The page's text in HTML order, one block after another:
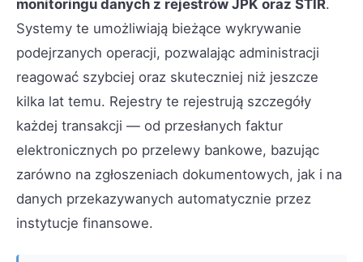
monitoringu danych z rejestrów JPK oraz STIR.
Systemy te umożliwiają bieżące wykrywanie
podejrzanych operacji, pozwalając administracji
reagować szybciej oraz skuteczniej niż jeszcze
kilka lat temu. Rejestry te rejestrują szczegóły
każdej transakcji — od przesłanych faktur
elektronicznych po przelewy bankowe, bazując
zarówno na zgłoszeniach dokumentowych, jak i na
danych przekazywanych automatycznie przez
instytucje finansowe.